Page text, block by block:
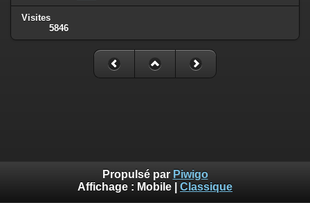
Visites
5846
Propulsé par Piwigo
Affichage : Mobile Classique